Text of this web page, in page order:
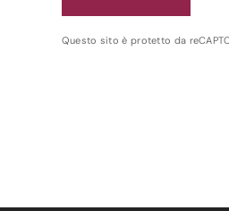
Questo sito è protetto da